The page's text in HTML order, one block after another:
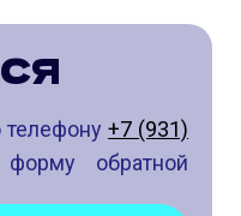
телефону+7 (931)
обратной